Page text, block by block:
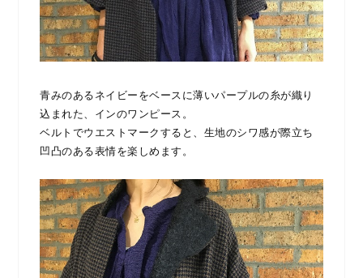
青みのあるネイビーをベースに薄いパープルの糸が織り
込まれた、インのワンピース。
ベルトでウエストマークすると、生地のシワ感が際立ち
凹凸のある表情を楽しめます。